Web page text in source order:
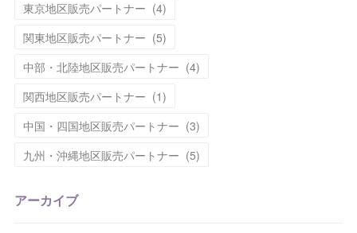
東京地区販売パートナー (4)
関東地区販売パートナー (5)
中部・北陸地区販売パートナー (4)
関西地区販売パートナー (1)
中国・四国地区販売パートナー (3)
九州・沖縄地区販売パートナー (5)
アーカイブ